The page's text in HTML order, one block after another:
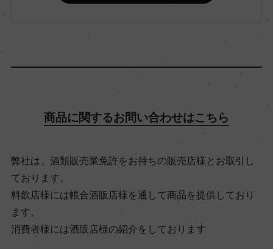
6℃
ビオ情報・認証機関
ー
商品に関するお問い合わせはこちら
弊社は、酒類販売業免許をお持ちの販売店様とお取引し
ております。
料飲店様には帳合酒販店様を通して商品を提供しており
ます。
消費者様には酒販店様の紹介をしております